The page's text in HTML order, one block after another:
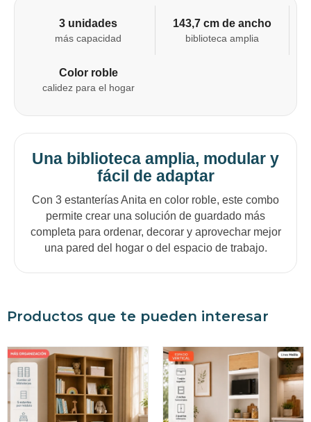
3 unidades
más capacidad
143,7 cm de ancho
biblioteca amplia
Color roble
calidez para el hogar
Una biblioteca amplia, modular y
fácil de adaptar
Con 3 estanterías Anita en color roble, este combo
permite crear una solución de guardado más
completa para ordenar, decorar y aprovechar mejor
una pared del hogar o del espacio de trabajo.
Productos que te pueden interesar